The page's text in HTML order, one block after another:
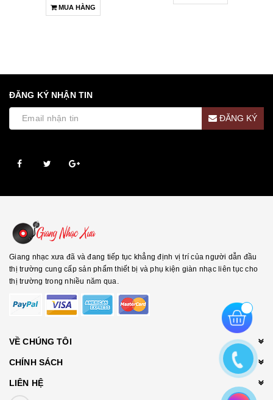
MUA HÀNG
ĐĂNG KÝ NHẬN TIN
ĐĂNG KÝ
Giang nhạc xưa đã và đang tiếp tục khẳng định vị trí của người dẫn đầu
thị trường cung cấp sản phẩm thiết bị và phụ kiện giàn nhạc liên tục cho
thị trường trong nhiều năm qua.
VỀ CHÚNG TÔI
CHÍNH SÁCH
LIÊN HỆ